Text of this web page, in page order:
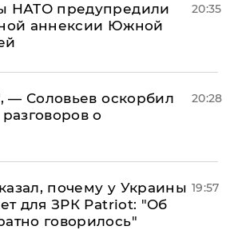
НАТО предупредили
аннексии Южной
20:35
— Соловьев оскорбил
о
20:28
почему у Украины
для ЗРК Patriot: "Об
говорилось"
19:57